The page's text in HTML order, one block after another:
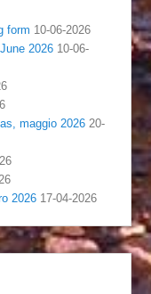
form 10-06-2026
2026 10-06-
maggio 2026 20-
2026 17-04-2026